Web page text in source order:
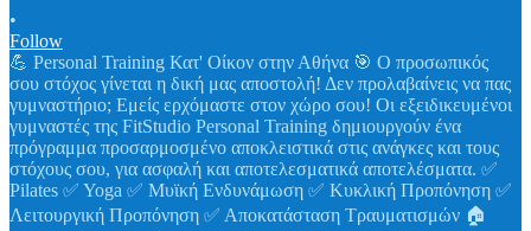
•
Follow
💪 Personal Training Κατ' Οίκον στην Αθήνα 🎯 Ο προσωπικός
σου στόχος γίνεται η δική μας αποστολή! Δεν προλαβαίνεις να πας
γυμναστήριο; Εμείς ερχόμαστε στον χώρο σου! Οι εξειδικευμένοι
γυμναστές της FitStudio Personal Training δημιουργούν ένα
πρόγραμμα προσαρμοσμένο αποκλειστικά στις ανάγκες και τους
στόχους σου, για ασφαλή και αποτελεσματικά αποτελέσματα. ✅
Pilates ✅ Yoga ✅ Μυϊκή Ενδυνάμωση ✅ Κυκλική Προπόνηση ✅
Λειτουργική Προπόνηση ✅ Αποκατάσταση Τραυματισμών 🏠